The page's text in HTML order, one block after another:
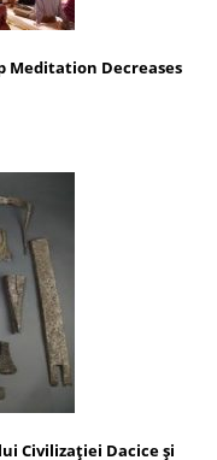
Meditation Decreases
Civilizaţiei Dacice şi